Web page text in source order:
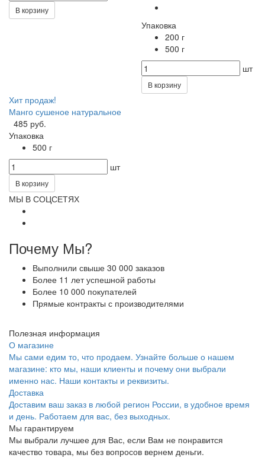
В корзину
Упаковка
200 г
500 г
шт
В корзину
Хит продаж!
Манго сушеное натуральное
485 руб.
Упаковка
500 г
шт
В корзину
МЫ В СОЦСЕТЯХ
Почему Мы?
Выполнили свыше 30 000 заказов
Более 11 лет успешной работы
Более 10 000 покупателей
Прямые контракты с производителями
Полезная информация
О магазине
Мы сами едим то, что продаем. Узнайте больше о нашем
магазине: кто мы, наши клиенты и почему они выбрали
именно нас. Наши контакты и реквизиты.
Доставка
Доставим ваш заказ в любой регион России, в удобное время
и день. Работаем для вас, без выходных.
Мы гарантируем
Мы выбрали лучшее для Вас, если Вам не понравится
качество товара, мы без вопросов вернем деньги.